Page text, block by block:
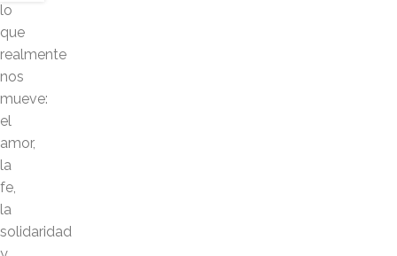
lo
que
realmente
nos
mueve:
el
amor,
la
fe,
la
solidaridad